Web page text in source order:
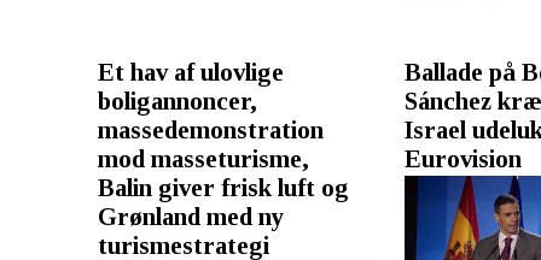
Et hav af ulovlige
boligannoncer,
massedemonstration
mod masseturisme,
Balin giver frisk luft og
Grønland med ny
turismestrategi
Ballade på
Sánchez
Israel
Eurovision